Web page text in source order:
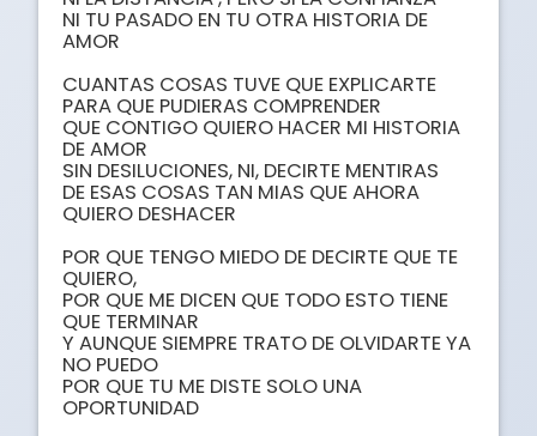
NI TU PASADO EN TU OTRA HISTORIA DE
AMOR
CUANTAS COSAS TUVE QUE EXPLICARTE
PARA QUE PUDIERAS COMPRENDER
QUE CONTIGO QUIERO HACER MI HISTORIA
DE AMOR
SIN DESILUCIONES, NI, DECIRTE MENTIRAS
DE ESAS COSAS TAN MIAS QUE AHORA
QUIERO DESHACER
POR QUE TENGO MIEDO DE DECIRTE QUE TE
QUIERO,
POR QUE ME DICEN QUE TODO ESTO TIENE
QUE TERMINAR
Y AUNQUE SIEMPRE TRATO DE OLVIDARTE YA
NO PUEDO
POR QUE TU ME DISTE SOLO UNA
OPORTUNIDAD